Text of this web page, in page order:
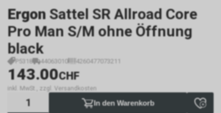
Ergon Sattel SR Allroad Core
Pro Man S/M ohne Öffnung
black
P5318 44063010 4260477073211
143.00CHF
inkl. MwSt., zzgl. Versandkosten
In den Warenkorb